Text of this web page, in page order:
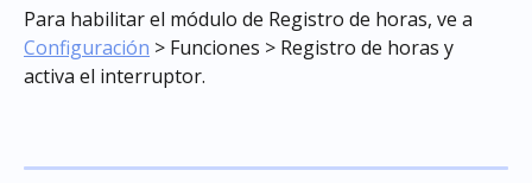
Para habilitar el módulo de Registro de horas, ve a
Configuración > Funciones > Registro de horas y
activa el interruptor.